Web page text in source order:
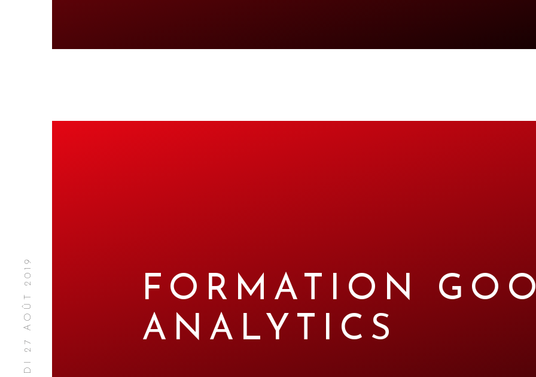
FORMATION
ANALYTICS
MARDI 27 AOÛT 2019